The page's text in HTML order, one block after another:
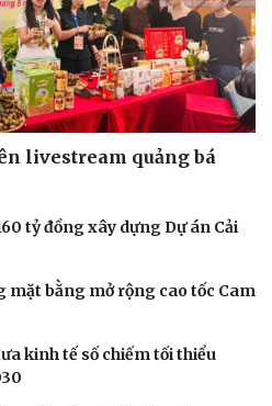
livestream quảng bá
tỷ đồng xây dựng Dự án Cải
mặt bằng mở rộng cao tốc Cam
kinh tế số chiếm tối thiểu